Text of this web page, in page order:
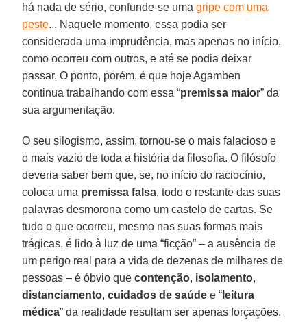
há nada de sério, confunde-se umagripe com uma
peste... Naquele momento, essa podia ser
considerada uma imprudência, mas apenas no início,
como ocorreu com outros, e até se podia deixar
passar. O ponto, porém, é que hoje Agamben
continua trabalhando com essa “premissa maior” da
sua argumentação.
O seu silogismo, assim, tornou-se o mais falacioso e
o mais vazio de toda a história da filosofia. O filósofo
deveria saber bem que, se, no início do raciocínio,
coloca uma premissa falsa, todo o restante das suas
palavras desmorona como um castelo de cartas. Se
tudo o que ocorreu, mesmo nas suas formas mais
trágicas, é lido à luz de uma “ficção” – a ausência de
um perigo real para a vida de dezenas de milhares de
pessoas – é óbvio quecontenção, isolamento,
distanciamento,cuidados de saúde e “ leitura
médica” da realidade resultam ser apenas forçações,